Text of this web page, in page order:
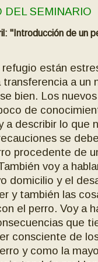
DEL SEMINARIO
"Introducción de un
están
transferencia a un
bien. Los
de
a describir lo que
se
procedente de
voy a
domicilio y el
y también las
el perro.Voy a
que
consciente de
y como la